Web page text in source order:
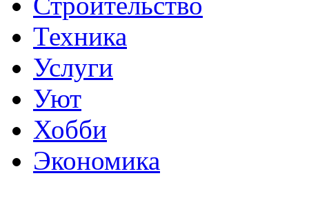
Техника
Услуги
Уют
Хобби
Экономика